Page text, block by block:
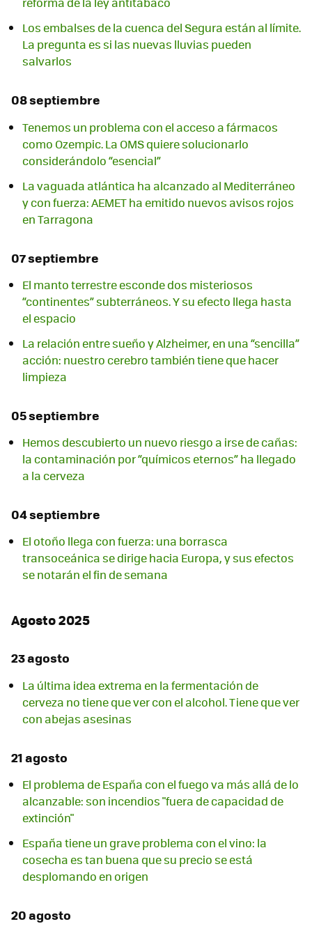
Los embalses de la cuenca del Segura están al límite.
La pregunta es si las nuevas lluvias pueden
salvarlos
08 septiembre
Tenemos un problema con el acceso a fármacos
como Ozempic. La OMS quiere solucionarlo
considerándolo “esencial”
La vaguada atlántica ha alcanzado al Mediterráneo
y con fuerza: AEMET ha emitido nuevos avisos rojos
en Tarragona
07 septiembre
El manto terrestre esconde dos misteriosos
“continentes” subterráneos. Y su efecto llega hasta
el espacio
La relación entre sueño y Alzheimer, en una “sencilla”
acción: nuestro cerebro también tiene que hacer
limpieza
05 septiembre
Hemos descubierto un nuevo riesgo a irse de cañas:
la contaminación por “químicos eternos” ha llegado
a la cerveza
04 septiembre
El otoño llega con fuerza: una borrasca
transoceánica se dirige hacia Europa, y sus efectos
se notarán el fin de semana
Agosto 2025
23 agosto
La última idea extrema en la fermentación de
cerveza no tiene que ver con el alcohol. Tiene que ver
con abejas asesinas
21 agosto
El problema de España con el fuego va más allá de lo
alcanzable: son incendios "fuera de capacidad de
extinción"
España tiene un grave problema con el vino: la
cosecha es tan buena que su precio se está
desplomando en origen
20 agosto